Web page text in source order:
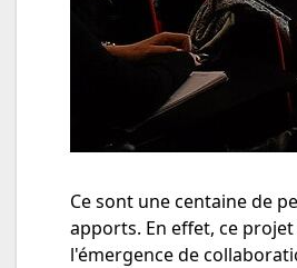
Ce sont une centaine de
apports. En effet, ce
l'émergence de